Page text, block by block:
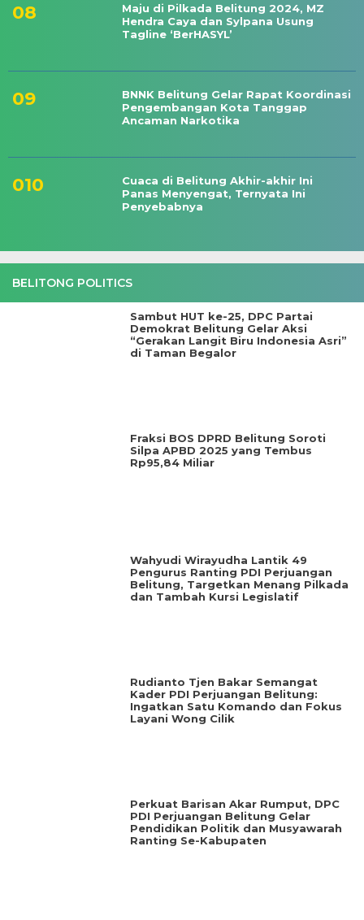
Maju di Pilkada Belitung 2024, MZ
Hendra Caya dan Sylpana Usung
Tagline ‘BerHASYL’
BNNK Belitung Gelar Rapat Koordinasi
Pengembangan Kota Tanggap
Ancaman Narkotika
Cuaca di Belitung Akhir-akhir Ini
Panas Menyengat, Ternyata Ini
Penyebabnya
BELITONG POLITICS
Sambut HUT ke-25, DPC Partai
Demokrat Belitung Gelar Aksi
“Gerakan Langit Biru Indonesia Asri”
di Taman Begalor
Fraksi BOS DPRD Belitung Soroti
Silpa APBD 2025 yang Tembus
Rp95,84 Miliar
Wahyudi Wirayudha Lantik 49
Pengurus Ranting PDI Perjuangan
Belitung, Targetkan Menang Pilkada
dan Tambah Kursi Legislatif
‎Rudianto Tjen Bakar Semangat
Kader PDI Perjuangan Belitung:
Ingatkan Satu Komando dan Fokus
Layani Wong Cilik
‎Perkuat Barisan Akar Rumput, DPC
PDI Perjuangan Belitung Gelar
Pendidikan Politik dan Musyawarah
Ranting Se-Kabupaten